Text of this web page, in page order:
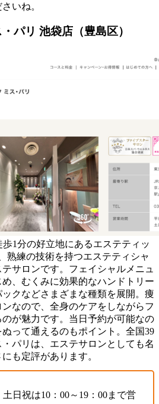
いね。
パリ 池袋店（豊島区）
1分の好立地にあるエステティッ
熟練の技術を持つエステティシャ
サロンです。フェイシャルメニュ
、むくみに効果的なハンドトリー
ックなどさまざまな種類を展開。痩
なので、全身のケアをしながらフ
が魅力です。当日予約が可能なの
って通えるのもポイント。全国39
パリは、エステサロンとしても名
も定評があります。
日祝は10：00～19：00まで営